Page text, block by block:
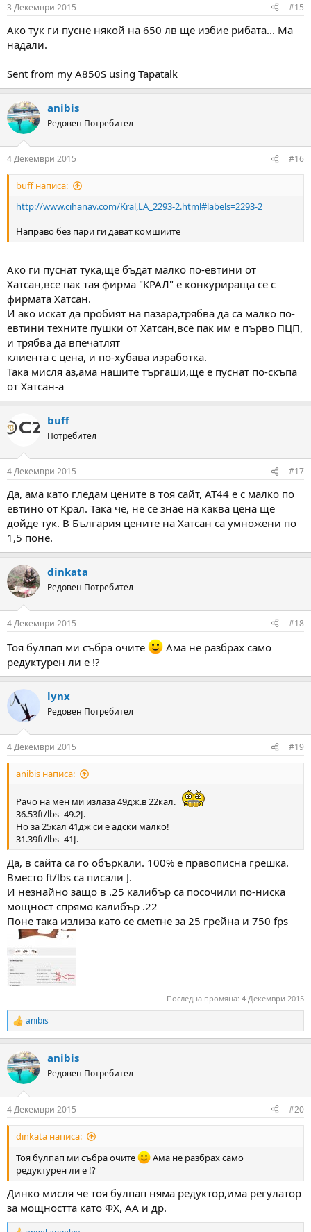
3 Декември 2015 #15
Ако тук ги пусне някой на 650 лв ще избие рибата... Ма
надали.
Sent from my A850S using Tapatalk
anibis
Редовен Потребител
4 Декември 2015 #16
buff написа:
http://www.cihanav.com/Kral,LA_2293-2.html#labels=2293-2
Направо без пари ги дават комшиите
Ако ги пуснат тука,ще бъдат малко по-евтини от
Хатсан,все пак тая фирма "КРАЛ" е конкурираща се с
фирмата Хатсан.
И ако искат да пробият на пазара,трябва да са малко по-
евтини техните пушки от Хатсан,все пак им е първо ПЦП,
и трябва да впечатлят
клиента с цена, и по-хубава изработка.
Така мисля аз,ама нашите търгаши,ще е пуснат по-скъпа
от Хатсан-а
buff
Потребител
4 Декември 2015 #17
Да, ама като гледам цените в тоя сайт, AT44 е с малко по
евтино от Крал. Така че, не се знае на каква цена ще
дойде тук. В България цените на Хатсан са умножени по
1,5 поне.
dinkata
Редовен Потребител
4 Декември 2015 #18
Тоя булпап ми събра очите
Ама не разбрах само
редуктурен ли е !?
lynx
Редовен Потребител
4 Декември 2015 #19
anibis написа:
Рачо на мен ми излаза 49дж.в 22кал.
36.53ft/lbs=49.2J.
Но за 25кал 41дж си е адски малко!
31.39ft/lbs=41J.
Да, в сайта са го объркали. 100% е правописна грешка.
Вместо ft/lbs са писали J.
И незнайно защо в .25 калибър са посочили по-ниска
мощност спрямо калибър .22
Поне така излиза като се сметне за 25 грейна и 750 fps
Последна промяна: 4 Декември 2015
R
e
c
t
i
s
:
anibis
anibis
Редовен Потребител
4 Декември 2015 #20
dinkata написа:
Тоя булпап ми събра очите
Ама не разбрах само
редуктурен ли е !?
Динко мисля че тоя булпап няма редуктор,има регулатор
за мощността като ФХ, АА и др.